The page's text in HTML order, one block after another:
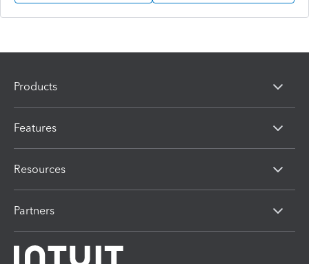
Products
Features
Resources
Partners